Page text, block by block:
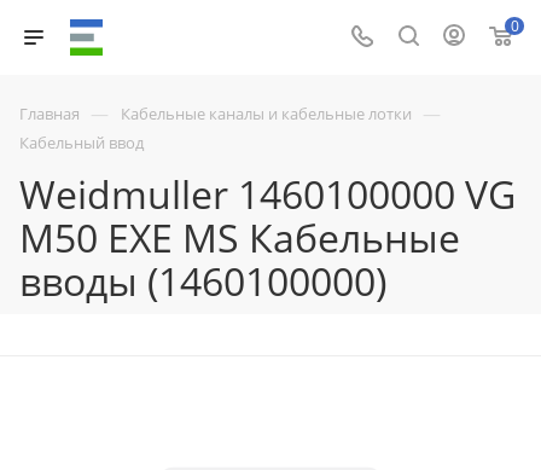
0
Главная — Кабельные каналы и кабельные лотки —
Кабельный ввод
Weidmuller 1460100000 VG
M50 EXE MS Кабельные
вводы (1460100000)